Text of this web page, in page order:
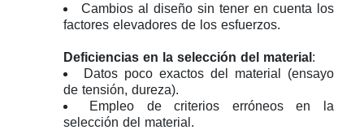
Cambios al diseño sin tener en cuenta los
factores elevadores de los esfuerzos.
Deficiencias en la selección del material :
Datos poco exactos del material (ensayo
de tensión, dureza).
Empleo de criterios erróneos en la
selección del material.